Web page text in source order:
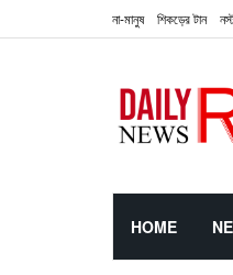
না-মানুষ শিকড়ের টান
HOME